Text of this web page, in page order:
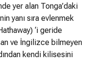
yer alan Tonga’daki
yanı sıra evlenmek
‘i geride
ve İngilizce bilmeyen
kendi kilisesini